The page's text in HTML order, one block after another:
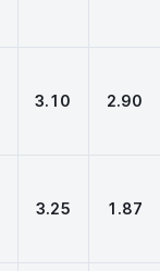
3.10 2.90
3.25 1.87